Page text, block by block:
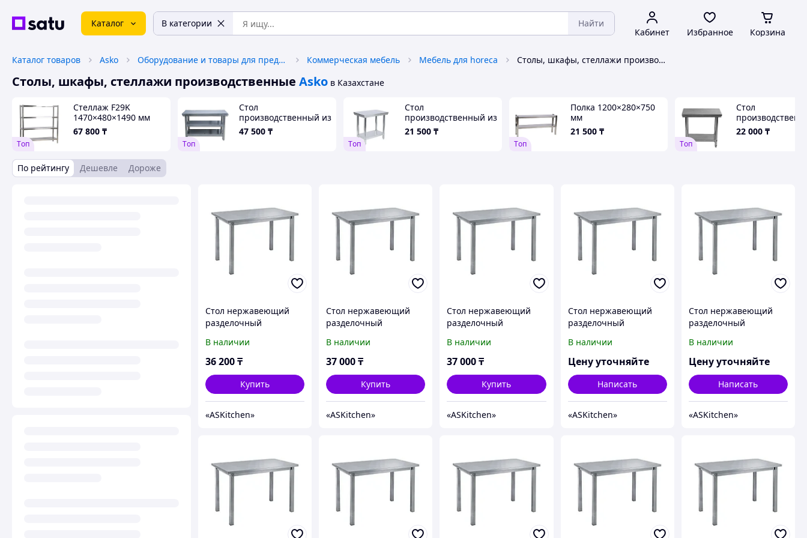
Каталог В категории Найти
Кабинет Избранное Корзина
Каталог товаров Asko Оборудование и товары для предоставления услуг Коммерческая мебель Мебель для horeca Столы, шкафы, стеллажи производственные Asko
Столы, шкафы, стеллажи производственные Asko в Казахстане
Tоп
Стеллаж F29K
1470×480×1490 мм
67 800 ₸
Tоп
Стол
производственный из
нержавеющей стали
F53 L 1200×600×800
47 500 ₸
Tоп
Стол
производственный из
нержавеющей стали
F192 L 800×500×800
21 500 ₸
Tоп
Полка 1200×280×750
мм
21 500 ₸
Tоп
Стол
нержавеющей
F191 L
22 000 ₸
По рейтингу Дешевле Дороже
Стол нержавеющий
разделочный
полки ASKitchen ASKO-
4/7
В наличии
36 200₸
Купить
«ASKitсhen»
Стол нержавеющий
разделочный
полки ASKitchen ASKO-
5/6
В наличии
37 000₸
Купить
«ASKitсhen»
Стол нержавеющий
разделочный
полки ASKitchen ASKO-
5/7
В наличии
37 000₸
Купить
«ASKitсhen»
Стол нержавеющий
разделочный
полки ASKitchen ASKO-
6/6
В наличии
Цену уточняйте
Написать
«ASKitсhen»
Стол нержавеющий
разделочный
полки ASKitchen ASKO-
6/7
В наличии
Цену уточняйте
Написать
«ASKitсhen»